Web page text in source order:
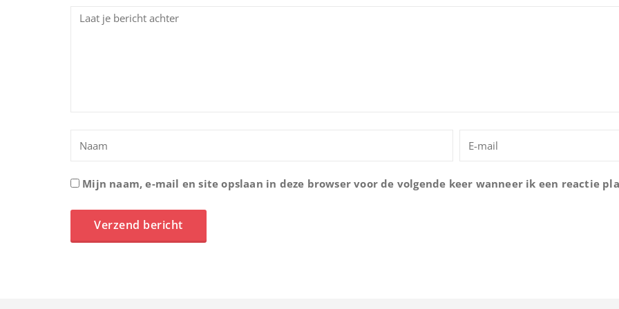
Mijn naam, e-mail en site opslaan in deze browser voor de volgende keer wanneer ik een reactie